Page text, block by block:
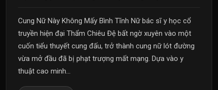
Cung Nữ Này Không Mấy Bình Tĩnh Nữ bác sĩ y học cổ
truyền hiện đại Thẩm Chiêu Đệ bất ngờ xuyên vào một
cuốn tiểu thuyết cung đấu, trở thành cung nữ lót đường
vừa mở đầu đã bị phạt trượng mất mạng. Dựa vào y
thuật cao minh...